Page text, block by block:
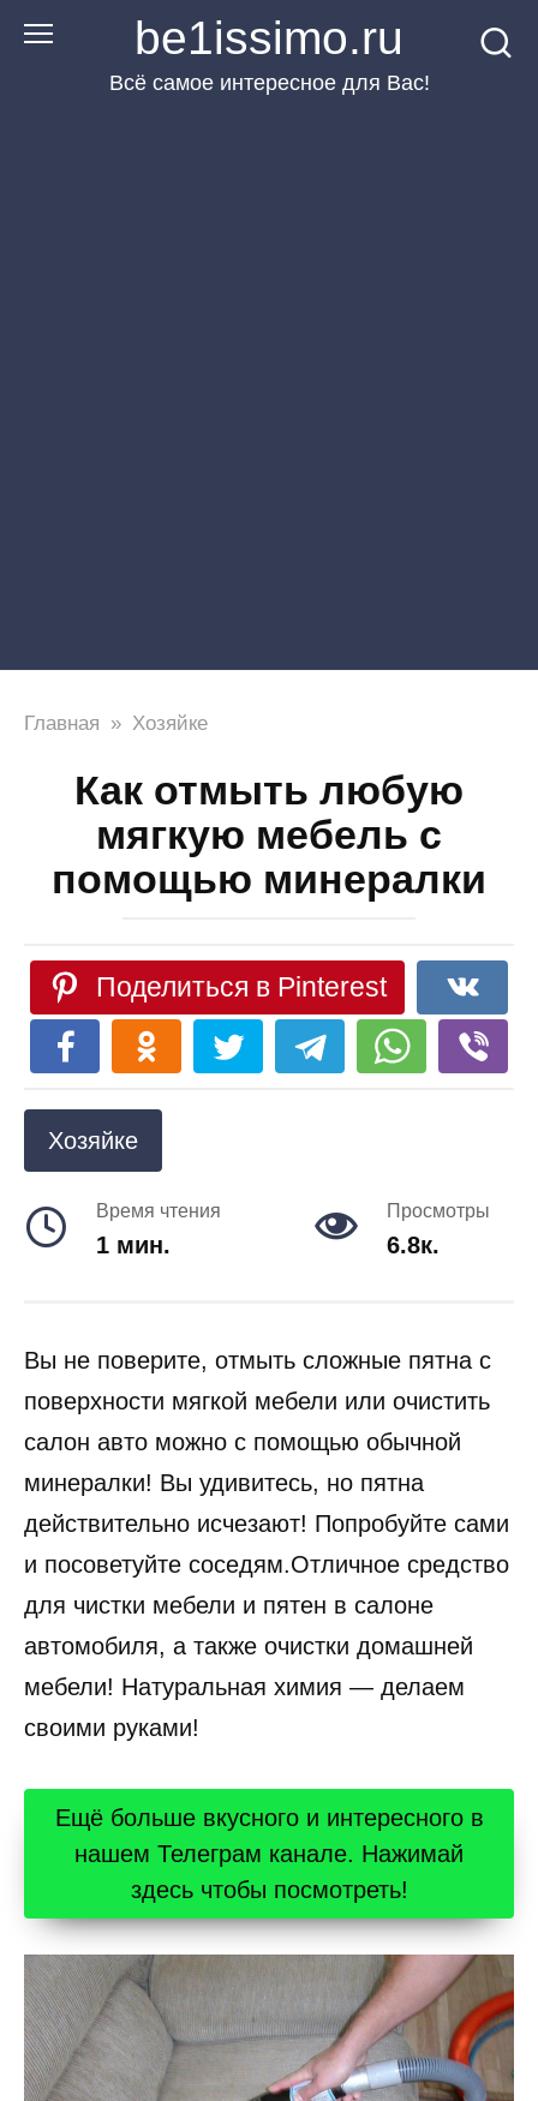
Перейти
be1issimo.ru
Всё самое интересное для Вас!
Главная » Хозяйке
Как отмыть любую
мягкую мебель с
помощью минералки
Поделиться в Pinterest
Хозяйке
Время чтения
1 мин.
Просмотры
6.8к.
Вы не поверите, отмыть сложные пятна с
поверхности мягкой мебели или очистить
салон авто можно с помощью обычной
минералки! Вы удивитесь, но пятна
действительно исчезают! Попробуйте сами
и посоветуйте соседям.Отличное средство
для чистки мебели и пятен в салоне
автомобиля, а также очистки домашней
мебели! Натуральная химия — делаем
своими руками!
Ещё больше вкусного и интересного в
нашем Телеграм канале. Нажимай
здесь чтобы посмотреть!